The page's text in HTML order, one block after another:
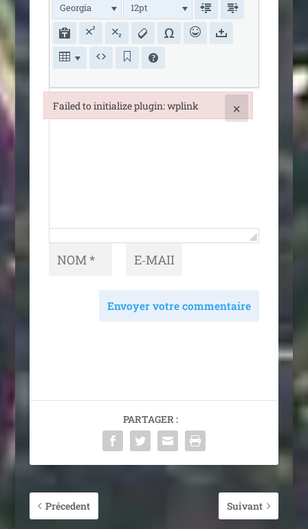
Georgia 12pt
Envoyer votre commentaire
PARTAGER :
Précedent Suivant
Failed to initialize plugin: wplink ×
Failed to initialize plugin: wplink